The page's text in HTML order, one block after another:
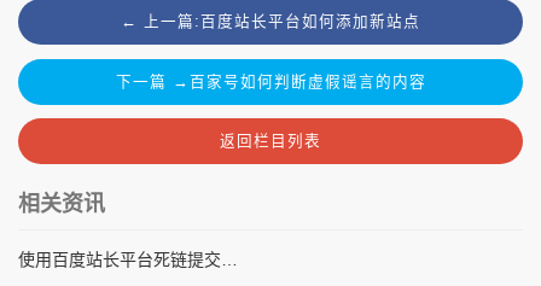
← 上一篇:百度站长平台如何添加新站点
下一篇 →百家号如何判断虚假谣言的内容
返回栏目列表
相关资讯